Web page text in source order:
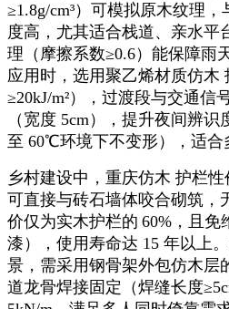
≥1.8g/cm³）可模拟原木纹理
度高，尤其适合栈道、亲水平
理（摩擦系数≥0.6）能保障雨
应用时，选用聚乙烯材质仿木
≥20kJ/m²），过渡段与交通信
（宽度 5cm），提升夜间辨识
至 60℃环境下不变形），适合
乡村建设中，重庆仿木 护栏
可直接与砖石墙体咬合砌筑，
价仅为实木护栏的 60% ，且免
漆），使用寿命达 15 年以上
景，需采用钢骨架外包仿木层
道龙骨焊接固定（焊缝长度≥